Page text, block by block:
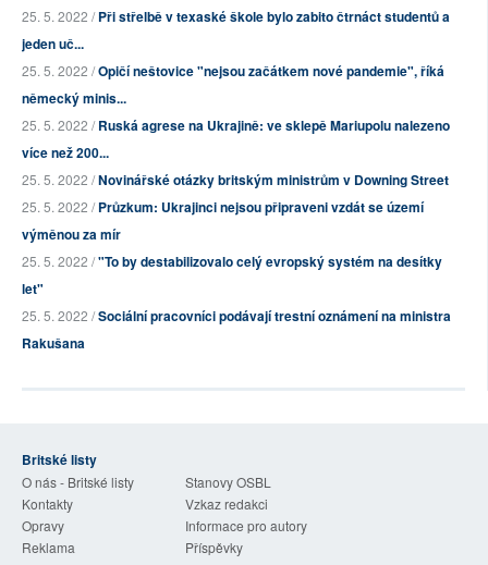
25. 5. 2022 /Při střelbě v texaské škole bylo zabito čtrnáct studentů a
jeden uč...
25. 5. 2022 /Opičí neštovice "nejsou začátkem nové pandemie", říká
německý minis...
25. 5. 2022 /Ruská agrese na Ukrajině: ve sklepě Mariupolu nalezeno
více než 200...
25. 5. 2022 /Novinářské otázky britským ministrům v Downing Street
25. 5. 2022 /Průzkum: Ukrajinci nejsou připraveni vzdát se území
výměnou za mír
25. 5. 2022 /"To by destabilizovalo celý evropský systém na desítky
let"
25. 5. 2022 /Sociální pracovníci podávají trestní oznámení na ministra
Rakušana
Britské listy
O nás - Britské listy
Stanovy OSBL
Kontakty
Vzkaz redakci
Opravy
Informace pro autory
Reklama
Příspěvky